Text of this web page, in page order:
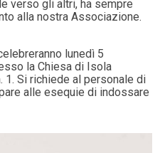
verso gli altri, ha sempre
alla nostra Associazione.
lunedì 5
la Chiesa di Isola
1. Si richiede al personale di
alle esequie di indossare